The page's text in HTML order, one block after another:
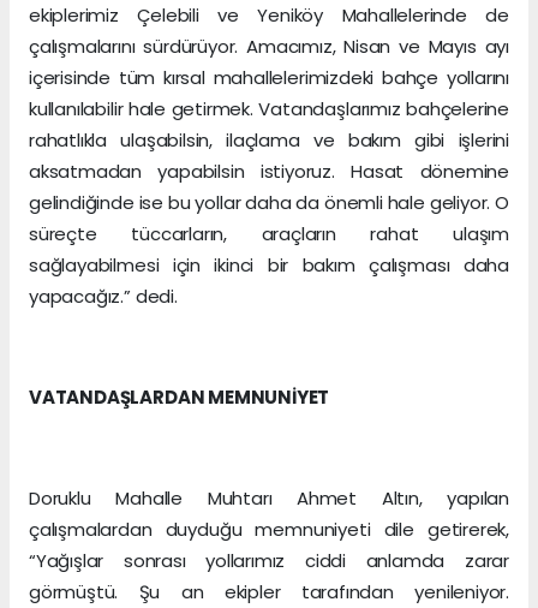
ekiplerimiz Çelebili ve Yeniköy Mahallelerinde de
çalışmalarını sürdürüyor. Amacımız, Nisan ve Mayıs ayı
içerisinde tüm kırsal mahallelerimizdeki bahçe yollarını
kullanılabilir hale getirmek. Vatandaşlarımız bahçelerine
rahatlıkla ulaşabilsin, ilaçlama ve bakım gibi işlerini
aksatmadan yapabilsin istiyoruz. Hasat dönemine
gelindiğinde ise bu yollar daha da önemli hale geliyor. O
süreçte tüccarların, araçların rahat ulaşım
sağlayabilmesi için ikinci bir bakım çalışması daha
yapacağız.” dedi.
VATANDAŞLARDAN MEMNUNİYET
Doruklu Mahalle Muhtarı Ahmet Altın, yapılan
çalışmalardan duyduğu memnuniyeti dile getirerek,
“Yağışlar sonrası yollarımız ciddi anlamda zarar
görmüştü. Şu an ekipler tarafından yenileniyor.